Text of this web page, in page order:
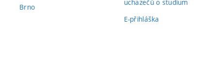
Brno
uchazečů o studium
E-přihláška